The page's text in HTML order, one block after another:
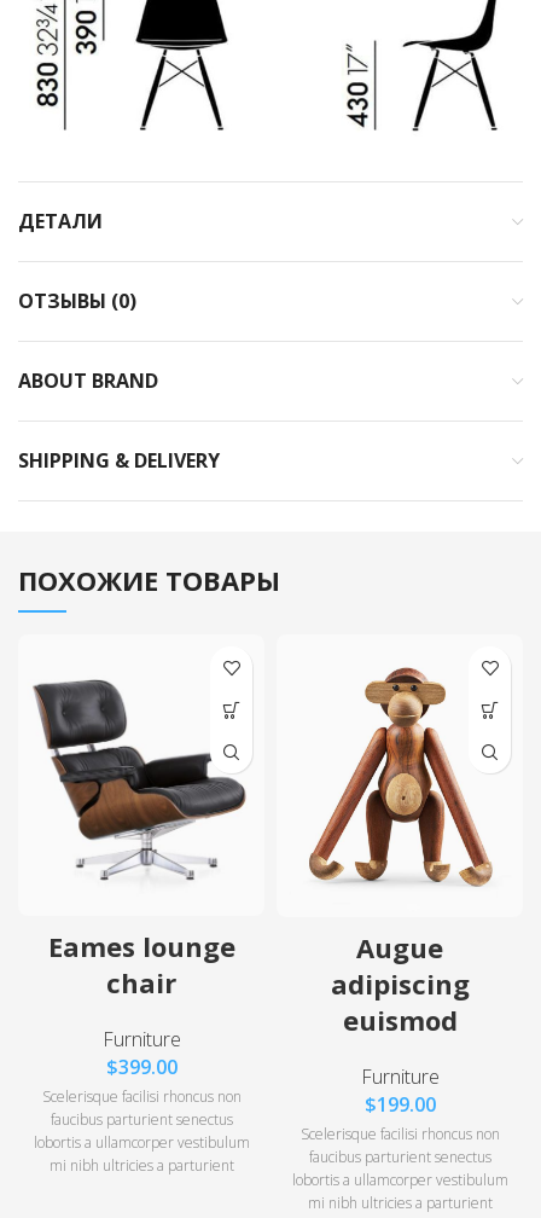
ДЕТАЛИ
ОТЗЫВЫ (0)
ABOUT BRAND
SHIPPING & DELIVERY
ПОХОЖИЕ ТОВАРЫ
Eames lounge
chair
Furniture
$399.00
Scelerisque facilisi rhoncus non
faucibus parturient senectus
lobortis a ullamcorper vestibulum
mi nibh ultricies a parturient
Augue
adipiscing
euismod
Furniture
$199.00
Scelerisque facilisi rhoncus non
faucibus parturient senectus
lobortis a ullamcorper vestibulum
mi nibh ultricies a parturient